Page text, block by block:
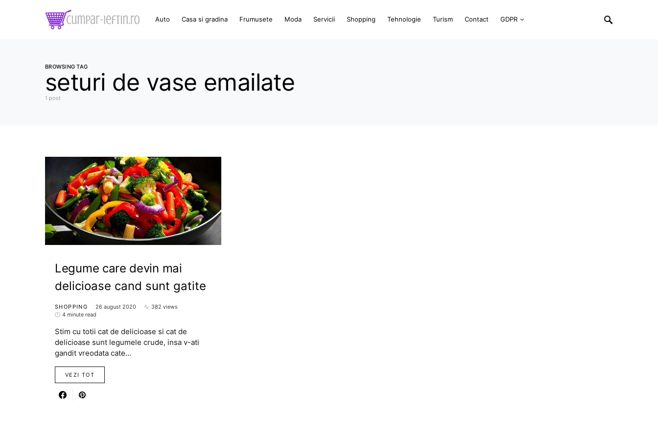
Auto Casa si gradina Frumusete Moda Servicii Shopping Tehnologie Turism Contact GDPR
BROWSING TAG
seturi de vase emailate
1 post
Legume care devin mai
delicioase cand sunt gatite
SHOPPING 26 august 2020
382 views
4 minute read
Stim cu totii cat de delicioase si cat de
delicioase sunt legumele crude, insa v-ati
gandit vreodata cate…
VEZI TOT